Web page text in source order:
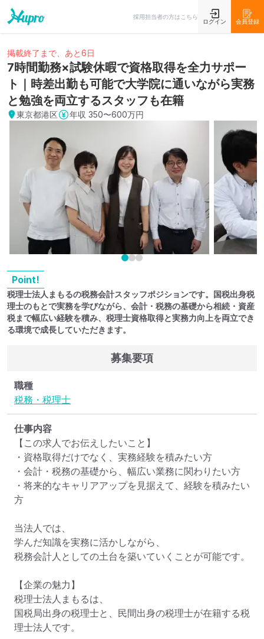
採用担当者の方はこちら
ログイン 会員登録
掲載終了まで、あと6日
7時間勤務×試験休暇で資格取得を全力サポー
ト｜時差出勤も可能で大学院に通いながら実務
と勉強を両立するスタッフも在籍
東京都港区 年収 350〜600万円
Point!
税理士法人まもるの税務会計スタッフポジションです。国税出身税
理士のもとで実務を学びながら、会計・税務の基礎から相続・資産
税まで幅広い経験を積み、税理士資格取得と実務力向上を両立でき
る環境で成長していただきます。
募集要項
職種
税務・税理士
仕事内容
【この求人でお伝えしたいこと】
・資格取得だけでなく、実務経験を積みたい方
・会計・税務の基礎から、幅広い業務に関わりたい方
・将来的なキャリアアップを見据えて、経験を積みたい
方
当法人では、
学んだ知識を実務に活かしながら、
税務会計人としての土台を築いていくことが可能です。
【企業の魅力】
税理士法人まもるは、
国税局出身の税理士と、民間出身の税理士が在籍する税
理士法人です。